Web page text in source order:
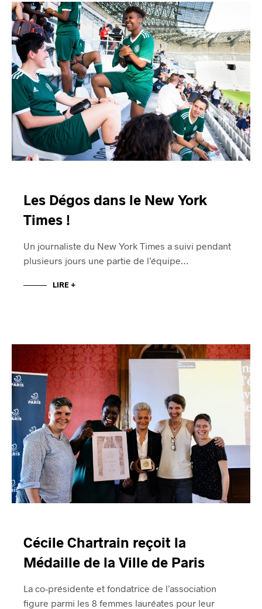
Les Dégos dans le New York
Times !
Un journaliste du New York Times a suivi pendant
plusieurs jours une partie de l’équipe…
LIRE +
Cécile Chartrain reçoit la
Médaille de la Ville de Paris
La co-présidente et fondatrice de l’association
figure parmi les 8 femmes lauréates pour leur